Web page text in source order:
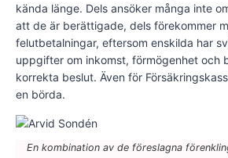
kända länge. Dels ansöker många inte
att de är berättigade, dels förekommer
felutbetalningar, eftersom enskilda har
uppgifter om inkomst, förmögenhet och
korrekta beslut. Även för
en börda.
En kombination av de föreslagna